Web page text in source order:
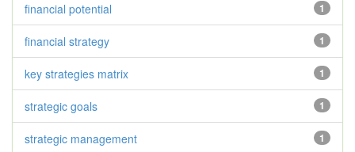
1
financial potential
1
financial strategy
1
key strategies matrix
1
strategic goals
1
strategic management